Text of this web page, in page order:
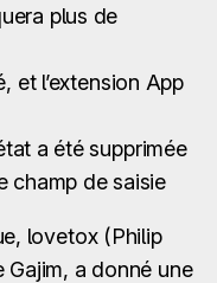
plus de
et l’extension App
a été supprimée
champ de saisie
lovetox (Philip
Gajim, a donné une